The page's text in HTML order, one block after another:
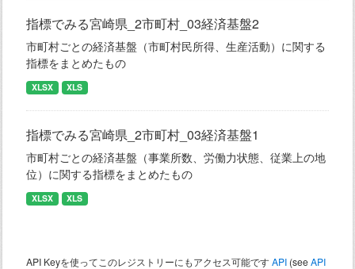
指標でみる宮崎県_2市町村_03経済基盤2
市町村ごとの経済基盤（市町村民所得、生産活動）に関する
指標をまとめたもの
XLSX XLS
指標でみる宮崎県_2市町村_03経済基盤1
市町村ごとの経済基盤（事業所数、労働力状態、従業上の地
位）に関する指標をまとめたもの
XLSX XLS
API Keyを使ってこのレジストリーにもアクセス可能ですAPI (seeAPI